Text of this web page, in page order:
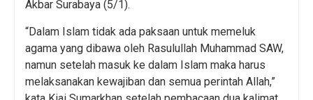
Akbar Surabaya (5/1).
“Dalam Islam tidak ada paksaan untuk memeluk
agama yang dibawa oleh Rasulullah Muhammad SAW,
namun setelah masuk ke dalam Islam maka harus
melaksanakan kewajiban dan semua perintah Allah,”